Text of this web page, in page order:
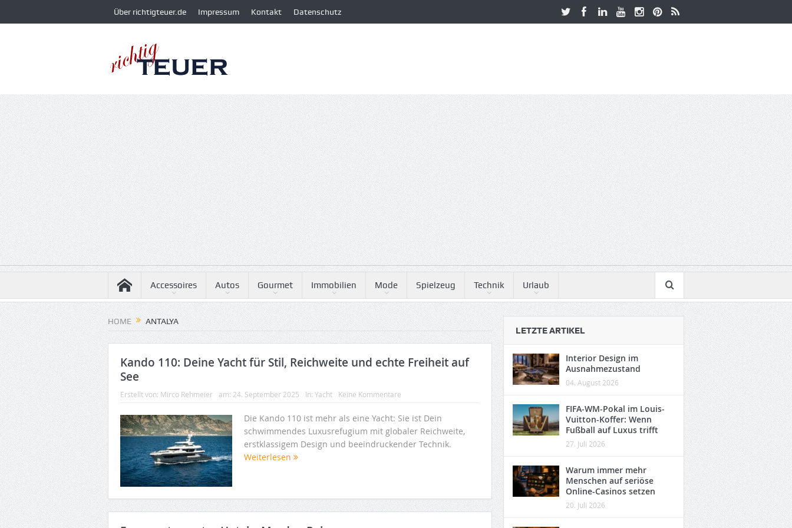
Über richtigteuer.de Impressum Kontakt Datenschutz
Accessoires Autos Gourmet Immobilien Mode Spielzeug Technik Urlaub
HOME ANTALYA
Kando 110: Deine Yacht für Stil, Reichweite und echte Freiheit auf
See
Erstellt von: Mirco Rehmeier am: 24. September 2025 In: Yacht Keine Kommentare
Die Kando 110 ist mehr als eine Yacht: Sie ist Dein
schwimmendes Luxusrefugium mit globaler Reichweite,
erstklassigem Design und beeindruckender Technik.
Weiterlesen
LETZTE ARTIKEL
Interior Design im
Ausnahmezustand
04. August 2026
FIFA-WM-Pokal im Louis-
Vuitton-Koffer: Wenn
Fußball auf Luxus trifft
27. Juli 2026
Warum immer mehr
Menschen auf seriöse
Online-Casinos setzen
20. Juli 2026